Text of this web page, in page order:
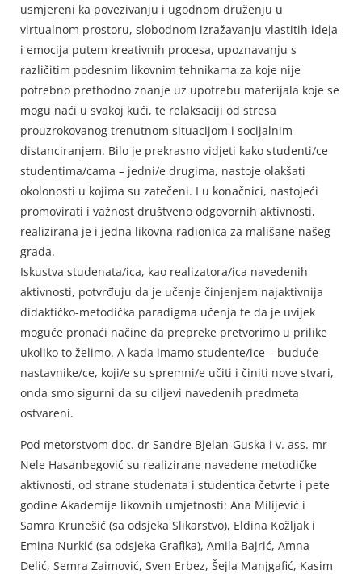
usmjereni ka povezivanju i ugodnom druženju u
virtualnom prostoru, slobodnom izražavanju vlastitih ideja
i emocija putem kreativnih procesa, upoznavanju s
različitim podesnim likovnim tehnikama za koje nije
potrebno prethodno znanje uz upotrebu materijala koje se
mogu naći u svakoj kući, te relaksaciji od stresa
prouzrokovanog trenutnom situacijom i socijalnim
distanciranjem. Bilo je prekrasno vidjeti kako studenti/ce
studentima/cama – jedni/e drugima, nastoje olakšati
okolonosti u kojima su zatečeni. I u konačnici, nastojeći
promovirati i važnost društveno odgovornih aktivnosti,
realizirana je i jedna likovna radionica za mališane našeg
grada.
Iskustva studenata/ica, kao realizatora/ica navedenih
aktivnosti, potvrđuju da je učenje činjenjem najaktivnija
didaktičko-metodička paradigma učenja te da je uvijek
moguće pronaći načine da prepreke pretvorimo u prilike
ukoliko to želimo. A kada imamo studente/ice – buduće
nastavnike/ce, koji/e su spremni/e učiti i činiti nove stvari,
onda smo sigurni da su ciljevi navedenih predmeta
ostvareni.
Pod metorstvom doc. dr Sandre Bjelan-Guska i v. ass. mr
Nele Hasanbegović su realizirane navedene metodičke
aktivnosti, od strane studenata i studentica četvrte i pete
godine Akademije likovnih umjetnosti: Ana Milijević i
Samra Krunešić (sa odsjeka Slikarstvo), Eldina Kožljak i
Emina Nurkić (sa odsjeka Grafika), Amila Bajrić, Amna
Delić, Semra Zaimović, Sven Erbez, Šejla Manjgafić, Kasim